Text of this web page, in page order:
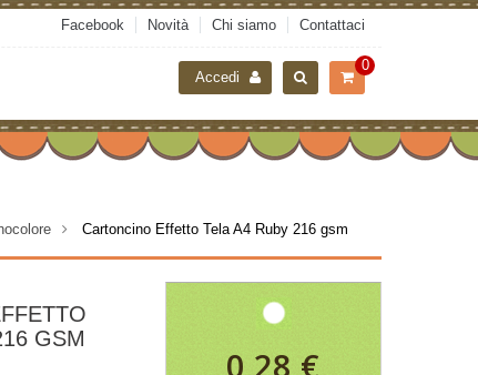
Facebook Novità Chi siamo Contattaci
0
Accedi
> Cartoncino Effetto Tela A4 Ruby 216 gsm
GSM
0,28 €